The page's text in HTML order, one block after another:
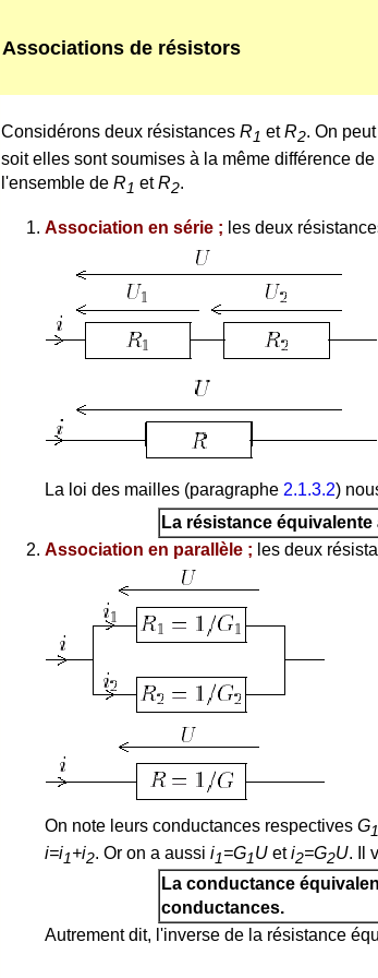
Associations de résistors
Considérons deux résistances R1 etR2. On
soit elles sont soumises à la même différence
l'ensemble de R1 etR2.
Association en série ; les deux
La loi des mailles (paragraphe 2.1.3.2)
La résistance
Association en parallèle ; les deux
On note leurs conductances respectives G1
i=i1+i2. Or on a aussi i1=G1U eti2=G2U. Il
La conductance
conductances.
Autrement dit, l'inverse de la résistance